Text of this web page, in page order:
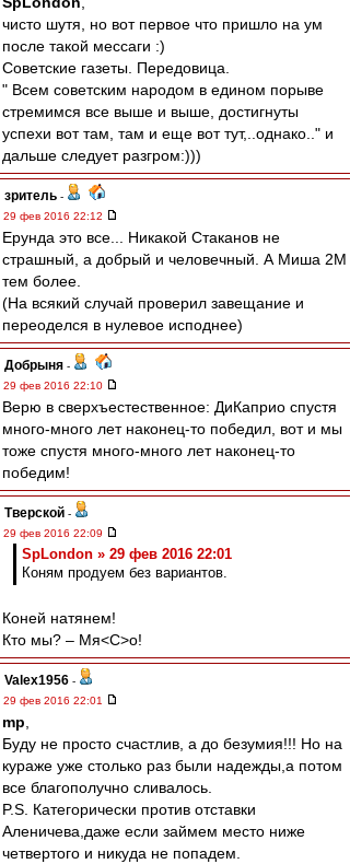
чисто шутя, но вот первое что пришло на ум
после такой мессаги :)
Советские газеты. Передовица.
" Всем советским народом в едином порыве
стремимся все выше и выше, достигнуты
успехи вот там, там и еще вот тут,..однако.." и
дальше следует разгром:)))
зpитель -
29 фев 2016 22:12
Ерунда это все... Никакой Стаканов не
страшный, а добрый и человечный. А Миша 2М
тем более.
(На всякий случай проверил завещание и
переоделся в нулевое исподнее)
Добрыня -
29 фев 2016 22:10
Верю в сверхъестественное: ДиКаприо спустя
много-много лет наконец-то победил, вот и мы
тоже спустя много-много лет наконец-то
победим!
Тверской -
29 фев 2016 22:09
SpLondon » 29 фев 2016 22:01
Коням продуем без вариантов.
Коней натянем!
Кто мы? – Мя<С>о!
Valex1956 -
29 фев 2016 22:01
mp
Буду не просто счастлив, а до безумия!!! Но на
кураже уже столько раз были надежды,а потом
все благополучно сливалось.
P.S. Категорически против отставки
Аленичева,даже если займем место ниже
четвертого и никуда не попадем.